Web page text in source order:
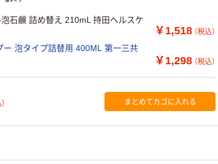
石鹸 詰め替え 210mL 持田ヘルスケ
￥1,518 （税込）
ー 泡タイプ詰替用 400ML 第一三共
￥1,298 （税込）
まとめてカゴに入れる